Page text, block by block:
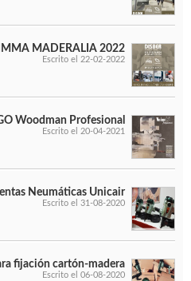
MADERALIA 2022
Escrito el 22-02-2022
Woodman Profesional
Escrito el 20-04-2021
Neumáticas Unicair
Escrito el 31-08-2020
fijación cartón-madera
Escrito el 06-08-2020